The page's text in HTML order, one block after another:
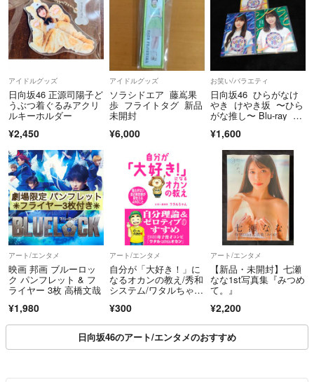
アイドルグッズ
日向坂46 正源司陽子ど
うぶつ着ぐるみアクリ
ルキーホルダー
¥2,450
アイドルグッズ
ソラシドエア 藤嶌果
歩 フライトタグ 新品
未開封
¥6,000
お笑い/バラエティ
日向坂46 ひらがなけ
やき けやき坂 〜ひら
がな推し〜 Blu-ray セ
¥1,600
アート/エンタメ
映画 邦画 ブルーロッ
ク パンフレット & フ
ライヤー 3枚 高橋文哉
¥1,980
アート/エンタメ
自分が「大好き！」に
なるオカンの教え/秀和
システム/ワタルちゃん
ー））
¥300
アート/エンタメ
【新品・未開封】七瀬
なな1st写真集『みつめ
て。』
¥2,200
日向坂46のアート/エンタメのおすすめ